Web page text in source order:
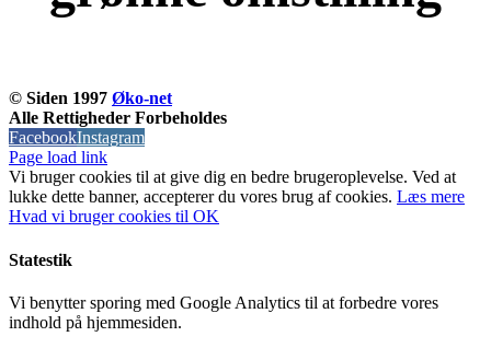
© Siden 1997 Øko-net
Alle Rettigheder Forbeholdes
FacebookInstagram
Page load link
Vi bruger cookies til at give dig en bedre brugeroplevelse. Ved at
lukke dette banner, accepterer du vores brug af ​​cookies. Læs mere
Hvad vi bruger cookies til OK
Statestik
Vi benytter sporing med Google Analytics til at forbedre vores
indhold på hjemmesiden.